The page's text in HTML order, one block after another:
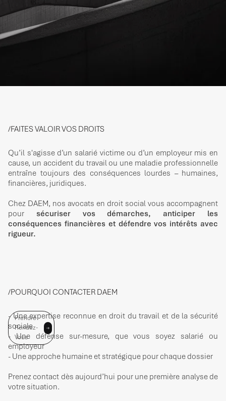
Nous revenons vers vous le plus rapidement possible
pour vous proposer une proposition
d'accompagnement clair et transparente.
/FAITES VALOIR VOS DROITS
Qu’il s'agisse d’un salarié victime ou d’un employeur mis en
cause, un accident du travail ou une maladie professionnelle
entraîne toujours des conséquences lourdes – humaines,
financières, juridiques.
Chez DAEM, nos avocats en droit social vous accompagnent
pour sécuriser vos démarches, anticiper les
conséquences financières et défendre vos intérêts avec
rigueur.
/POURQUOI CONTACTER DAEM
Prendre
Rendez-
Vous
- Une expertise reconnue en droit du travail et de la sécurité
sociale
- Une défense sur-mesure, que vous soyez salarié ou
employeur
- Une approche humaine et stratégique pour chaque dossier
Prenez contact dès aujourd’hui pour une première analyse de
votre situation.